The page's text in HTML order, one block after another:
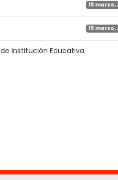
15 marzo,
15 marzo,
Institución Educativa.